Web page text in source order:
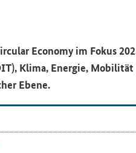
Economyim Fokus
Klima, En­er­gie, Mo­bi­li­tät
Ebene.